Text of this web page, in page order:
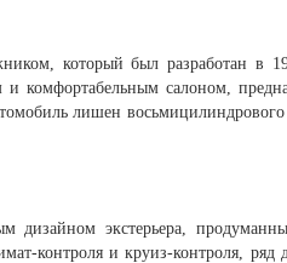
который был разработан в
комфортабельным салоном,
лишен
экстерьера,
контроля и круиз-контроля,